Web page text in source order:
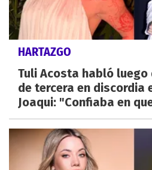
HARTAZGO
Tuli Acosta habló luego
de tercera en discordia
Joaqui: "Confiaba en